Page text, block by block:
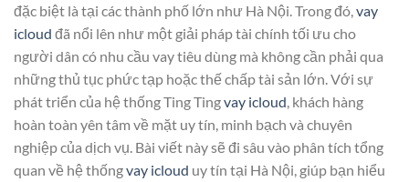
đặc biệt là tại các thành phố lớn như Hà Nội. Trong đó, vay
icloud đã nổi lên như một giải pháp tài chính tối ưu cho
người dân có nhu cầu vay tiêu dùng mà không cần phải qua
những thủ tục phức tạp hoặc thế chấp tài sản lớn. Với sự
phát triển của hệ thống Ting Tingvay icloud , khách hàng
hoàn toàn yên tâm về mặt uy tín, minh bạch và chuyên
nghiệp của dịch vụ. Bài viết này sẽ đi sâu vào phân tích tổng
quan về hệ thốngvay icloud uy tín tại Hà Nội, giúp bạn hiểu